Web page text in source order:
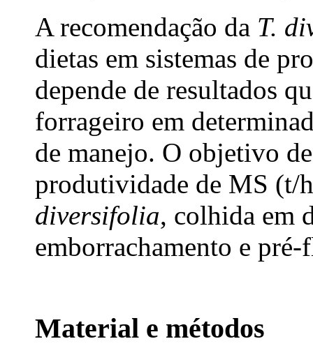
A recomendação da T.
dietas em sistemas de
depende de resultados
forrageiro em
de manejo. O objetivo
produtividade de MS
diversifolia, colhida em
emborrachamento e pré-
Material e métodos